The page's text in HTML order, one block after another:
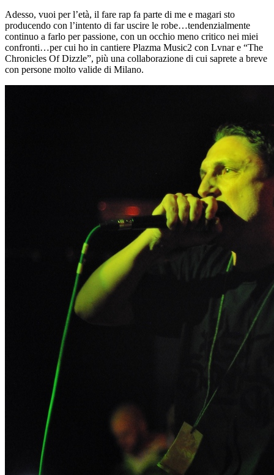
Adesso, vuoi per l’età, il fare rap fa parte di me e magari sto
producendo con l’intento di far uscire le robe…tendenzialmente
continuo a farlo per passione, con un occhio meno critico nei miei
confronti…per cui ho in cantiere Plazma Music2 con Lvnar e “The
Chronicles Of Dizzle”, più una collaborazione di cui saprete a breve
con persone molto valide di Milano.